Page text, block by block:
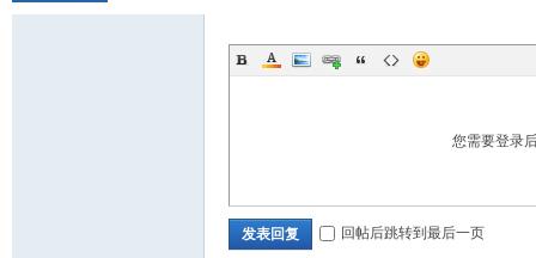
您需要登录
发表回复 回帖后跳转到最后一页